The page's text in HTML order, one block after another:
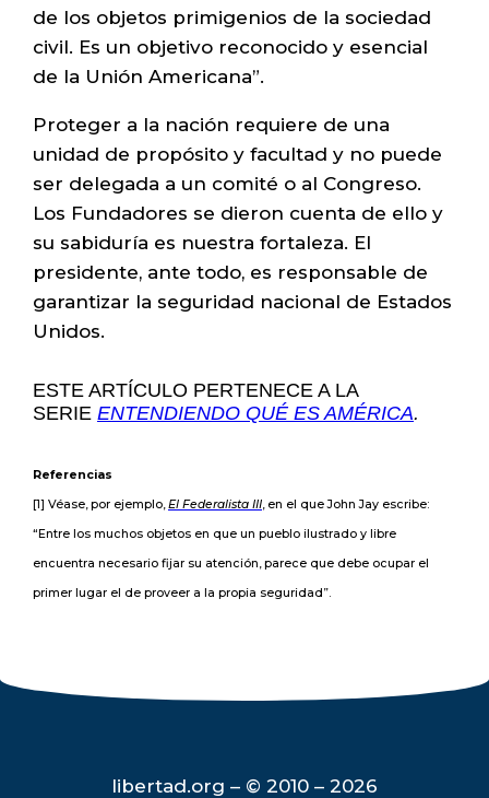
de los objetos primigenios de la sociedad
civil. Es un objetivo reconocido y esencial
de la Unión Americana”.
Proteger a la nación requiere de una
unidad de propósito y facultad y no puede
ser delegada a un comité o al Congreso.
Los Fundadores se dieron cuenta de ello y
su sabiduría es nuestra fortaleza. El
presidente, ante todo, es responsable de
garantizar la seguridad nacional de Estados
Unidos.
ESTE ARTÍCULO PERTENECE A LA
SERIE ENTENDIENDO QUÉ ES AMÉRICA.
Referencias
[1] Véase, por ejemplo,El Federalista III, en el que John Jay escribe:
“Entre los muchos objetos en que un pueblo ilustrado y libre
encuentra necesario fijar su atención, parece que debe ocupar el
primer lugar el de proveer a la propia seguridad”.
libertad.org – © 2010 – 2026